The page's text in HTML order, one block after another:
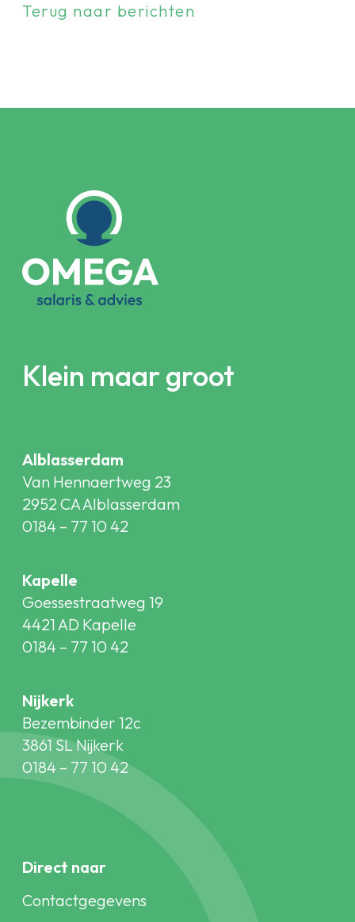
Terug naar berichten
Klein maar groot
Alblasserdam
Van Hennaertweg 23
2952 CA Alblasserdam
0184 – 77 10 42
Kapelle
Goessestraatweg 19
4421 AD Kapelle
0184 – 77 10 42
Nijkerk
Bezembinder 12c
3861 SL Nijkerk
0184 – 77 10 42
Direct naar
Contactgegevens